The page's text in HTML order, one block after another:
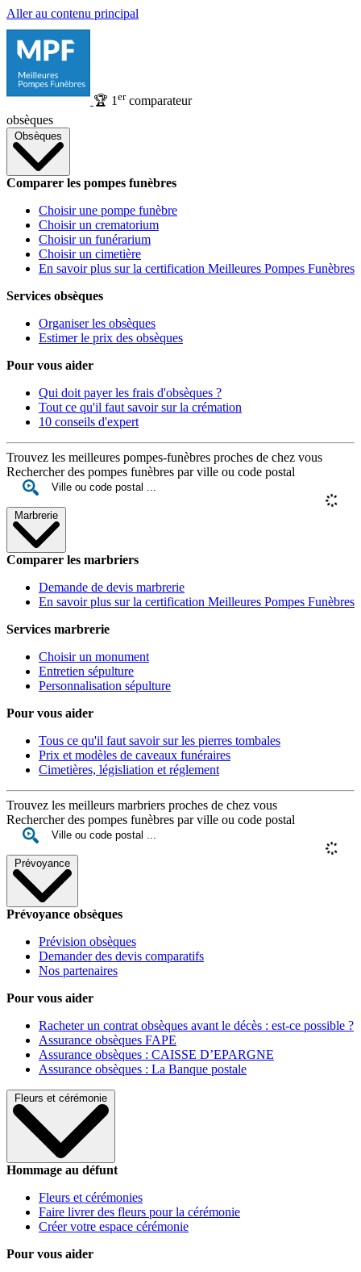
Aller au contenu principal
🏆 1 ercomparateur
obsèques
Obsèques
Comparer les pompes funèbres
Choisir une pompe funèbre
Choisir un crematorium
Choisir un funérarium
Choisir un cimetière
En savoir plus sur la certification Meilleures Pompes Funèbres
Services obsèques
Organiser les obsèques
Estimer le prix des obsèques
Pour vous aider
Qui doit payer les frais d'obsèques ?
Tout ce qu'il faut savoir sur la crémation
10 conseils d'expert
Trouvez les meilleures pompes-funèbres proches de chez vous
Rechercher des pompes funèbres par ville ou code postal
Marbrerie
Comparer les marbriers
Demande de devis marbrerie
En savoir plus sur la certification Meilleures Pompes Funèbres
Services marbrerie
Choisir un monument
Entretien sépulture
Personnalisation sépulture
Pour vous aider
Tous ce qu'il faut savoir sur les pierres tombales
Prix et modèles de caveaux funéraires
Cimetières, législiation et réglement
Trouvez les meilleurs marbriers proches de chez vous
Rechercher des pompes funèbres par ville ou code postal
Prévoyance
Prévoyance obsèques
Prévision obsèques
Demander des devis comparatifs
Nos partenaires
Pour vous aider
Racheter un contrat obsèques avant le décès : est-ce possible ?
Assurance obsèques FAPE
Assurance obsèques : CAISSE D’EPARGNE
Assurance obsèques : La Banque postale
Fleurs et cérémonie
Hommage au défunt
Fleurs et cérémonies
Faire livrer des fleurs pour la cérémonie
Créer votre espace cérémonie
Pour vous aider